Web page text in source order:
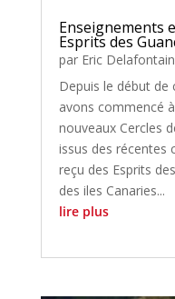
Enseignements
Esprits des
par Eric
Depuis le début de
avons commencé
nouveaux Cercles
issus des récentes
reçu des Esprits
des iles Canaries...
lire plus